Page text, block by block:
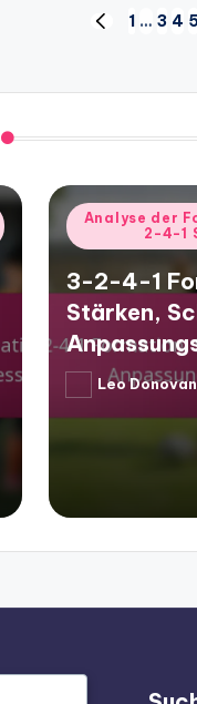
PREVIOUS
1 … 3 4 5
Posted
in
Analyse der
2-4-1
3-2-4-1
Stärken,
PostedLeo Donovan